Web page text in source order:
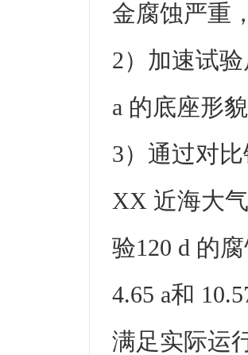
金腐蚀严重
2）加速试
a 的底座形
3）通过对
XX 近海大
验120 d 的
4.65 a和
满足实际运